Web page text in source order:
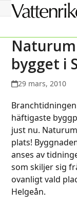
Open
menu
Close
menu
bygget i
29 mars, 2010
häftigaste
just nu.
plats!
anses av
som skiljer sig
ovanligt vald
Helgeån.